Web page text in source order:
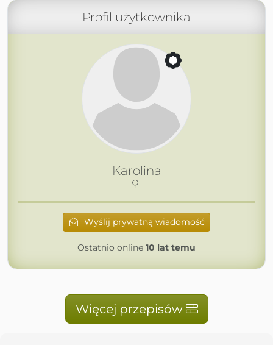
Profil użytkownika
Karolina
Wyślij prywatną wiadomość
Ostatnio online 10 lat temu
Więcej przepisów